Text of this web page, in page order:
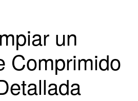
un
Comprimido